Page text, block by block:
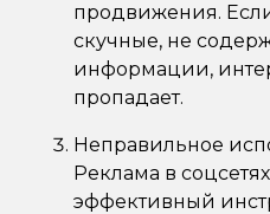
продвижения.
скучные, не
информации,
пропадает.
Неправильное
Реклама в
эффективный